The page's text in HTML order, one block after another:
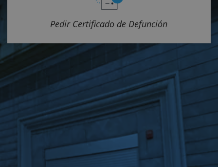
Pedir Certificado de Defunción